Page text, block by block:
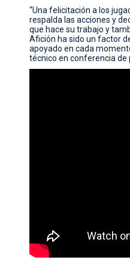
“Una felicitación a los
respalda las acciones y
que hace su trabajo y
Afición ha sido un factor
apoyado en cada
técnico en conferencia de